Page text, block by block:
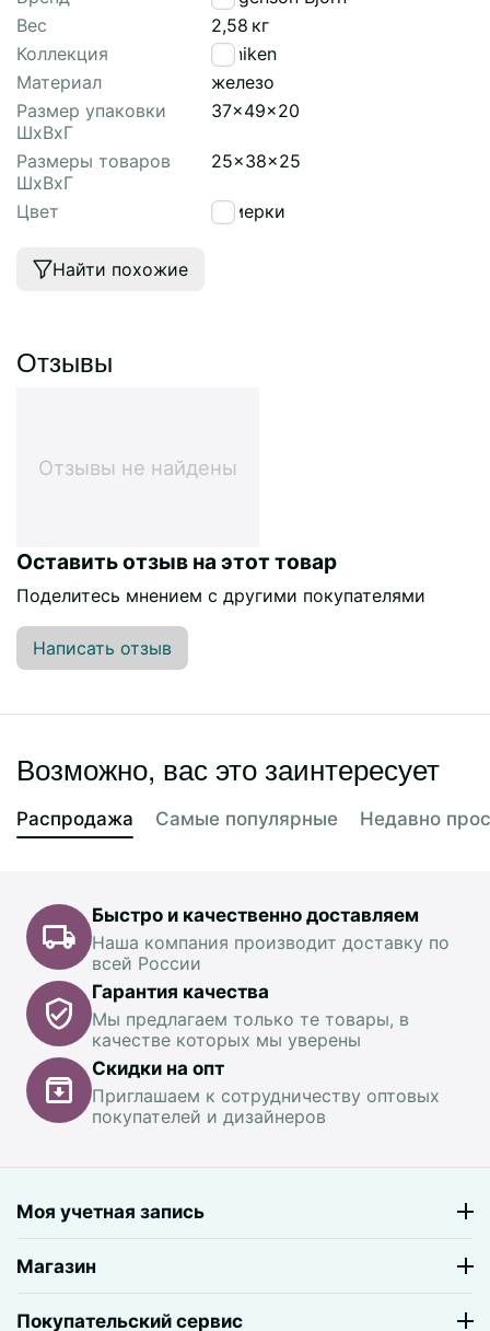
Вес
2,58 кг
Коллекция
Anniken
Материал
железо
Размер упаковки
ШхВхГ
37x49x20
Размеры товаров
ШхВхГ
25x38x25
Цвет сумерки
Найти похожие
Отзывы
Отзывы не найдены
Оставить отзыв на этот товар
Поделитесь мнением с другими покупателями
Написать отзыв
Возможно, вас это заинтересует
Распродажа Самые популярные Недавно
Быстро и качественно доставляем
Наша компания производит доставку по
всей России
Гарантия качества
Мы предлагаем только те товары, в
качестве которых мы уверены
Скидки на опт
Приглашаем к сотрудничеству оптовых
покупателей и дизайнеров
Моя учетная запись
Магазин
Покупательский сервис